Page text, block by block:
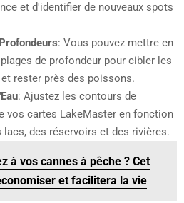
et d'identifier de nouveaux spots
: Vous pouvez mettre en
de profondeur pour cibler les
rester près des poissons.
: Ajustez les contours de
vos cartes LakeMaster en fonction
lacs, des réservoirs et des rivières.
à vos cannes à pêche ? Cet
et facilitera la vie